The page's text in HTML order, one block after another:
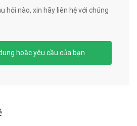
hỏi nào, xin hãy liên hệ với chúng
hoặc yêu cầu của bạn